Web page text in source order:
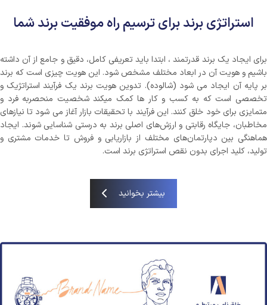
استراتژی برند برای ترسیم راه موفقیت برند شما
برای ایجاد یک برند قدرتمند ، ابتدا باید تعریفی کامل، دقیق و جامع از آن داشته
باشیم و هویت آن در ابعاد مختلف مشخص شود. این هویت چیزی است که برند
بر پایه آن ایجاد می شود (شالوده). تدوین هویت برند یک فرآیند استراتژیک و
تخصصی است که به کسب و کار ها کمک میکند شخصیت منحصربه فرد و
متمایزی برای خود خلق کنند. این فرآیند با تحقیقات بازار آغاز می شود تا نیازهای
مخاطبان، جایگاه رقابتی و ارزش‌های اصلی برند به‌ درستی شناسایی شوند. ایجاد
هماهنگی بین دپارتمان‌های مختلف از بازاریابی و فروش تا خدمات مشتری و
تولید، کلید اجرای بدون نقص استراتژی برند است.
بیشتر بخوانید